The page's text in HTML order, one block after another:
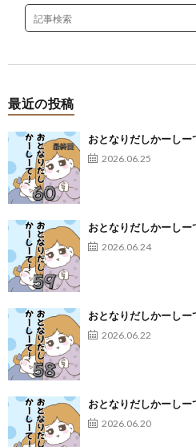
最近の投稿
おとなりだしかーし
2026.06.25
おとなりだしかーしー
2026.06.24
おとなりだしかーしー
2026.06.22
おとなりだしかーしー
2026.06.20